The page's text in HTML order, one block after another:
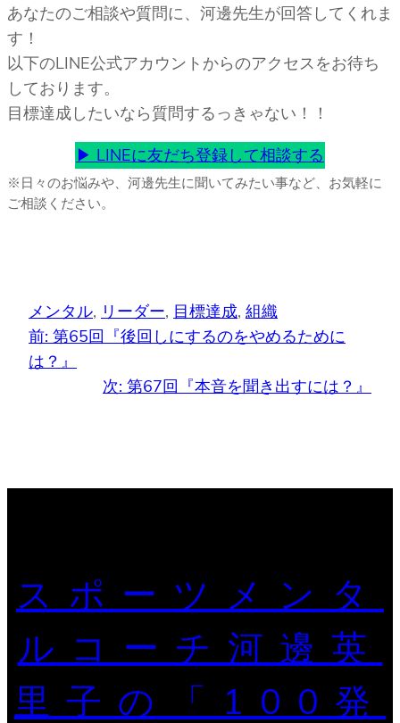
あなたのご相談や質問に、河邊先生が回答してくれま
す！
以下のLINE公式アカウントからのアクセスをお待ち
しております。
目標達成したいなら質問するっきゃない！！
▶︎ LINEに友だち登録して相談する
※日々のお悩みや、河邊先生に聞いてみたい事など、お気軽に
ご相談ください。
メンタル, リーダー, 目標達成, 組織
前: 第65回『後回しにするのをやめるために
は？』
次: 第67回『本音を聞き出すには？』
スポーツメンタ
ルコーチ河邊英
里子の「100発